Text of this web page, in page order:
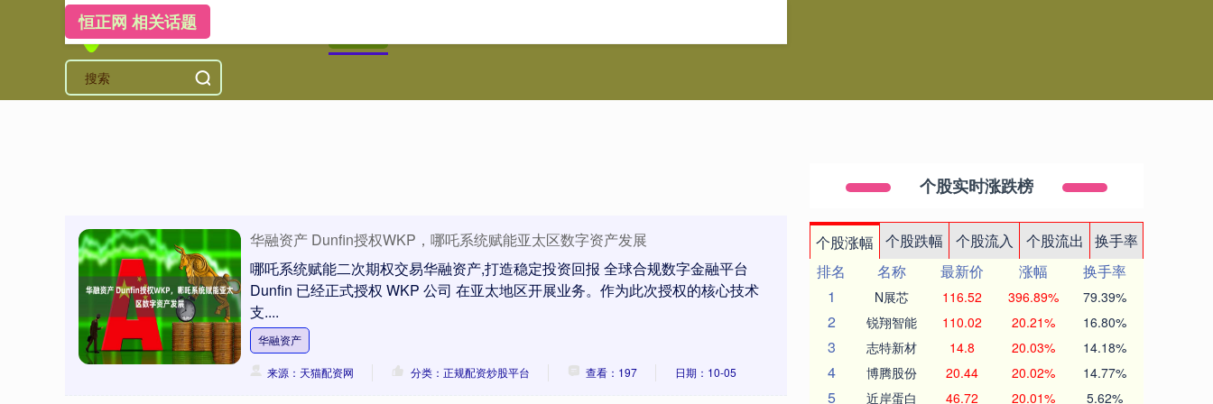
恒正网 相关话题
华融资产 Dunfin授权WKP，哪吒系统赋能亚太区数字资产发展
哪吒系统赋能二次期权交易华融资产,打造稳定投资回报 全球合规数字金融平台
Dunfin 已经正式授权 WKP 公司 在亚太地区开展业务。作为此次授权的核心技术
支....
华融资产
来源：天猫配资网 分类：正规配资炒股平台 查看：197 日期：10-05
个股实时涨跌榜
个股涨幅 个股跌幅 个股流入 个股流出
换手率
排名
名称 最新价 涨幅
换手率
1
N展芯 116.52 396.89% 79.39%
2 锐翔智能 110.02 20.21% 16.80%
3 志特新材 14.8 20.03% 14.18%
4 博腾股份 20.44 20.02% 14.77%
5 近岸蛋白 46.72 20.01% 5.62%